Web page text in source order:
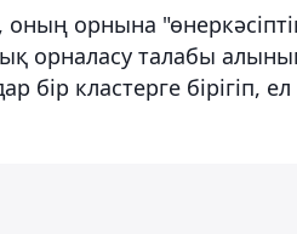
орнына
орналасу талабы
кластерге бірігіп, ел